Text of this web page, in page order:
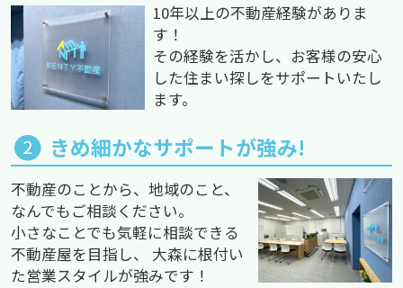
10年以上の不動産経験がありま
す！
その経験を活かし、お客様の安心
した住まい探しをサポートいたし
ます。
きめ細かなサポートが強み!
不動産のことから、地域のこと、
なんでもご相談ください。
小さなことでも気軽に相談できる
不動産屋を目指し、 大森に根付い
た営業スタイルが強みです！